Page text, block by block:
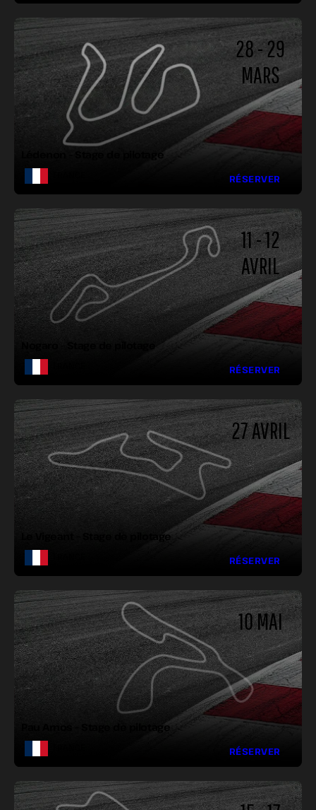
28 - 29
MARS
RÉSERVER
LONGUEUR :
LARGEUR :
11 - 12
AVRIL
RÉSERVER
LONGUEUR :
LARGEUR :
VIRAGES :
27 AVRIL
Le Vigeant – Stage de pilotage
RÉSERVER
LONGUEUR :
LARGEUR :
VIRAGES :
10 MAI
Pau Arnos – Stage de pilotage
RÉSERVER
LONGUEUR :
LARGEUR :
VIRAGES :